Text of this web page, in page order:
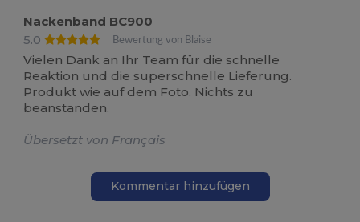
Nackenband BC900
5.0
Bewertung von Blaise
Vielen Dank an Ihr Team für die schnelle
Reaktion und die superschnelle Lieferung.
Produkt wie auf dem Foto. Nichts zu
beanstanden.
Übersetzt von Français
Kommentar hinzufügen